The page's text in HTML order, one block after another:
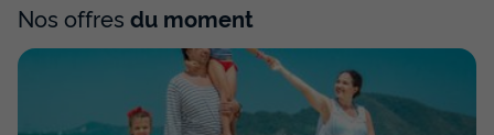
Nos offres du moment